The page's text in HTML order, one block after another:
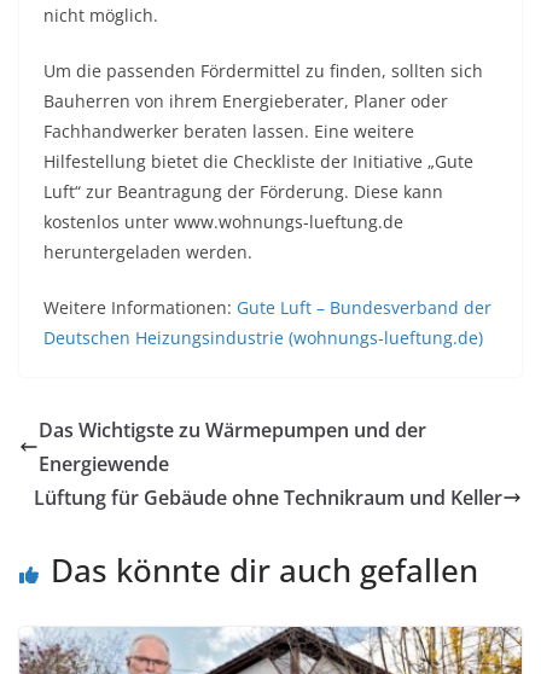
nicht möglich.
Um die passenden Fördermittel zu finden, sollten sich
Bauherren von ihrem Energieberater, Planer oder
Fachhandwerker beraten lassen. Eine weitere
Hilfestellung bietet die Checkliste der Initiative „Gute
Luft“ zur Beantragung der Förderung. Diese kann
kostenlos unter www.wohnungs-lueftung.de
heruntergeladen werden.
Weitere Informationen: Gute Luft – Bundesverband der
Deutschen Heizungsindustrie (wohnungs-lueftung.de)
Das Wichtigste zu Wärmepumpen und der
Energiewende
Lüftung für Gebäude ohne Technikraum und Keller
Das könnte dir auch gefallen